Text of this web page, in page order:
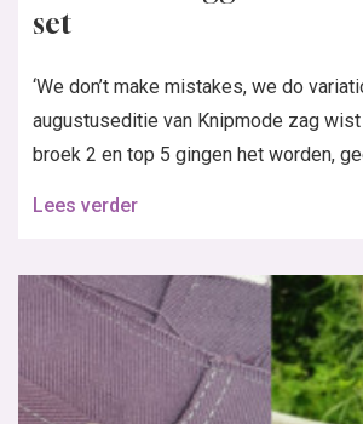
set
‘We don’t make mistakes, we do
augustuseditie van Knipmode zag
broek 2 en top 5 gingen het worden,
Lees verder